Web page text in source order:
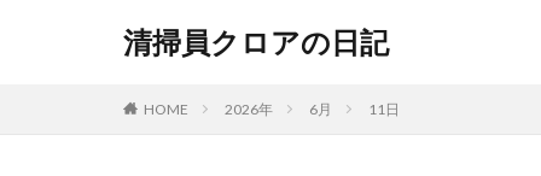
清掃員クロアの日記
HOME 2026年 6月 11日